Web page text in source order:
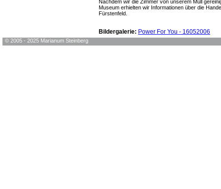
Nachdem wir die Zimmer von unserem Müll
Museum erhielten wir Informationen über die
Fürstenfeld.
Bildergalerie: Power For You - 16052006
© 2005 - 2025 Marianum Steinberg